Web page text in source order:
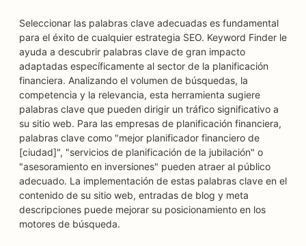
Seleccionar las palabras clave adecuadas es fundamental
para el éxito de cualquier estrategia SEO. Keyword Finder le
ayuda a descubrir palabras clave de gran impacto
adaptadas específicamente al sector de la planificación
financiera. Analizando el volumen de búsquedas, la
competencia y la relevancia, esta herramienta sugiere
palabras clave que pueden dirigir un tráfico significativo a
su sitio web. Para las empresas de planificación financiera,
palabras clave como "mejor planificador financiero de
[ciudad]", "servicios de planificación de la jubilación" o
"asesoramiento en inversiones" pueden atraer al público
adecuado. La implementación de estas palabras clave en el
contenido de su sitio web, entradas de blog y meta
descripciones puede mejorar su posicionamiento en los
motores de búsqueda.